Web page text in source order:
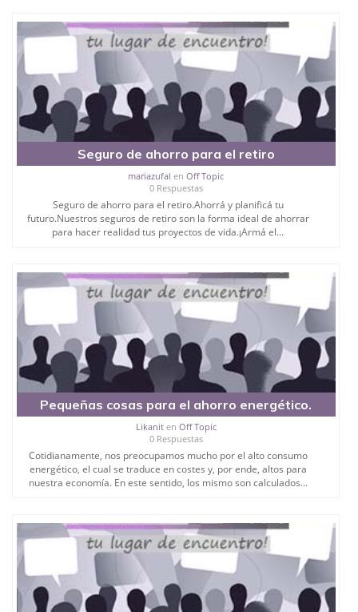
Seguro de ahorro para el retiro
mariazufal enOff Topic
0 Respuestas
Seguro de ahorro para el retiro.Ahorrá y planificá tu
futuro.Nuestros seguros de retiro son la forma ideal de ahorrar
para hacer realidad tus proyectos de vida.¡Armá el...
Pequeñas cosas para el ahorro energético.
Likaniten Off Topic
0 Respuestas
Cotidianamente, nos preocupamos mucho por el alto consumo
energético, el cual se traduce en costes y, por ende, altos para
nuestra economía. En este sentido, los mismo son calculados...